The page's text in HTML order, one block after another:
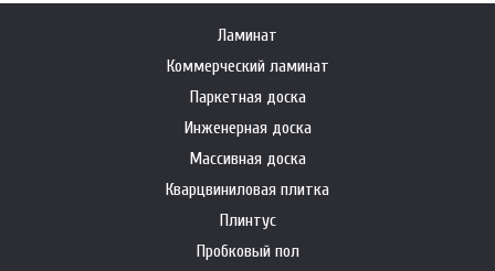
Ламинат
Коммерческий ламинат
Паркетная доска
Инженерная доска
Массивная доска
Кварцвиниловая плитка
Плинтус
Пробковый пол